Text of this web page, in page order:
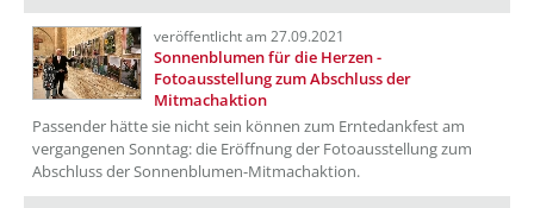
veröffentlicht am 27.09.2021
Sonnenblumen für die Herzen -
Fotoausstellung zum Abschluss der
Mitmachaktion
Passender hätte sie nicht sein können zum Erntedankfest am
vergangenen Sonntag: die Eröffnung der Fotoausstellung zum
Abschluss der Sonnenblumen-Mitmachaktion.